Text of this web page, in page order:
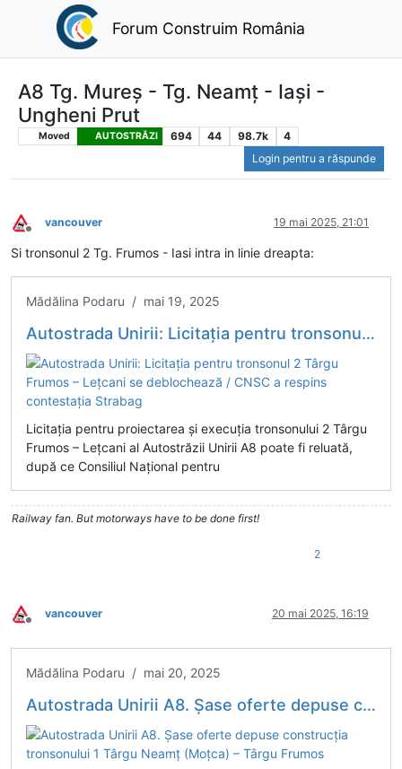
Forum Construim România
A8 Tg. Mureș - Tg. Neamț - Iași -
Ungheni Prut
Moved AUTOSTRĂZI 694 44 98.7k
4
Login pentru a răspunde
Deconectat
vancouver 19 mai 2025, 21:01
Si tronsonul 2 Tg. Frumos - Iasi intra in linie dreapta:
Mădălina Podaru / mai 19, 2025
Autostrada Unirii: Licitația pentru tronsonul 2 Târgu Frumos – Lețcani se deblochează / CNSC a respins contestația Strabag
Licitația pentru proiectarea și execuția tronsonului 2 Târgu
Frumos – Lețcani al Autostrăzii Unirii A8 poate fi reluată,
după ce Consiliul Național pentru
Railway fan. But motorways have to be done first!
2
Deconectat
vancouver 20 mai 2025, 16:19
Mădălina Podaru / mai 20, 2025
Autostrada Unirii A8. Șase oferte depuse construcția tronsonului 1 Târgu Neamț (Moțca) – Târgu Frumos